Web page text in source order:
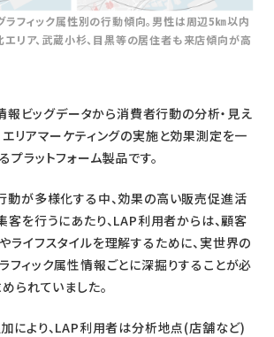
フィック属性別の行動傾向。男性は周辺5㎞以内
エリア、武蔵小杉、目黒等の居住者も来店傾向が高
報ビッグデータから消費者行動の分析・見え
エリアマーケティングの実施と効果測定を一
ラットフォーム製品です。
動が多様化する中、効果の高い販売促進活
客を行うにあたり、LAP利用者からは、顧客
ライフスタイルを理解するために、実世界の
フィック属性情報ごとに深掘りすることが必
られていました。
により、LAP利用者は分析地点(店舗など)